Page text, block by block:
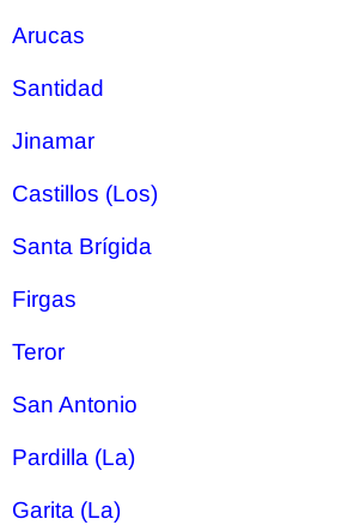
Arucas
Santidad
Jinamar
Castillos (Los)
Santa Brígida
Firgas
Teror
San Antonio
Pardilla (La)
Garita (La)